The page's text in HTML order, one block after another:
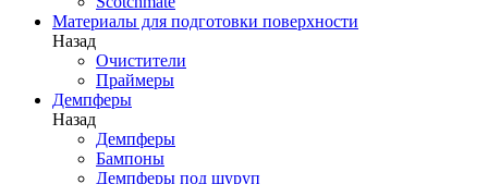
Материалы для подготовки поверхности
Назад
Очистители
Праймеры
Демпферы
Назад
Демпферы
Бампоны
Демпферы под шуруп